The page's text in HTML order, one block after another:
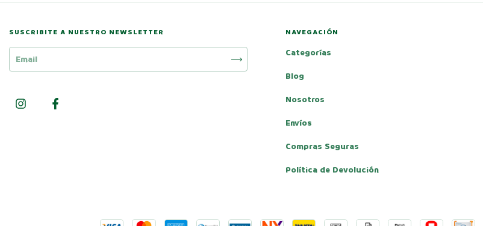
SUSCRIBITE A NUESTRO NEWSLETTER NAVEGACIÓN
Categorías
Blog
Nosotros
Envíos
Compras Seguras
Política de Devolución